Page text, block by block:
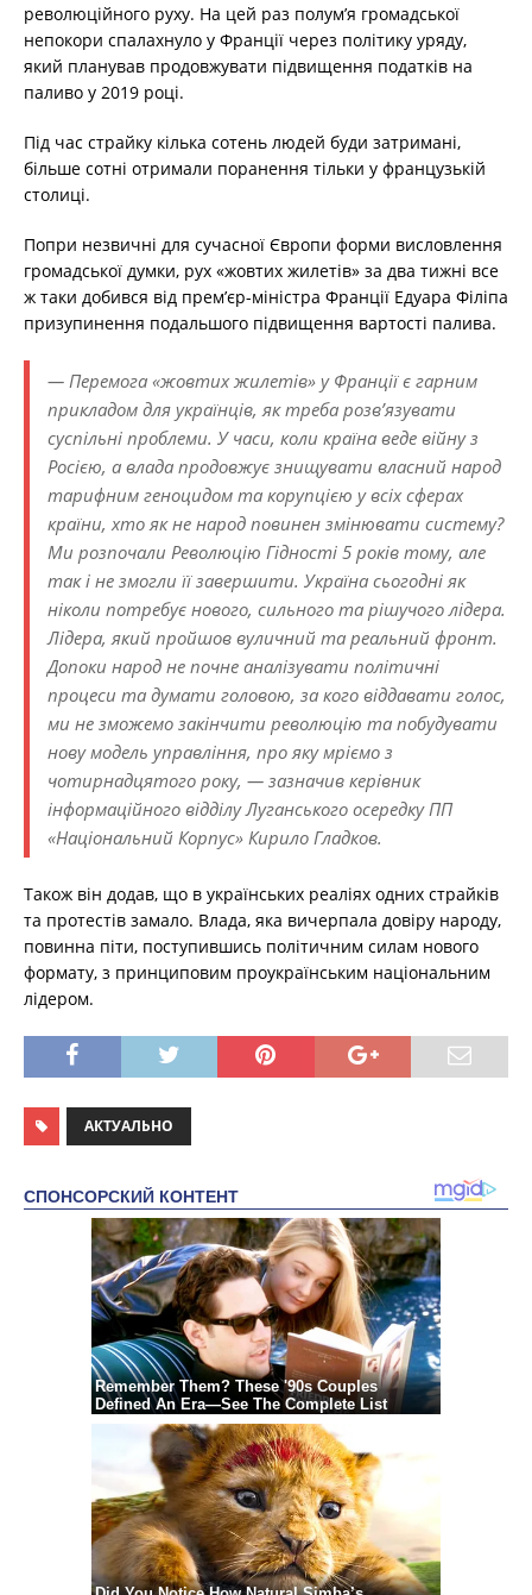
революційного руху. На цей раз полум’я громадської
непокори спалахнуло у Франції через політику уряду,
який планував продовжувати підвищення податків на
паливо у 2019 році.
Під час страйку кілька сотень людей буди затримані,
більше сотні отримали поранення тільки у французькій
столиці.
Попри незвичні для сучасної Європи форми висловлення
громадської думки, рух «жовтих жилетів» за два тижні все
ж таки добився від прем’єр-міністра Франції Едуара Філіпа
призупинення подальшого підвищення вартості палива.
— Перемога «жовтих жилетів» у Франції є гарним
прикладом для українців, як треба розв’язувати
суспільні проблеми. У часи, коли країна веде війну з
Росією, а влада продовжує знищувати власний народ
тарифним геноцидом та корупцією у всіх сферах
країни, хто як не народ повинен змінювати систему?
Ми розпочали Революцію Гідності 5 років тому, але
так і не змогли її завершити. Україна сьогодні як
ніколи потребує нового, сильного та рішучого лідера.
Лідера, який пройшов вуличний та реальний фронт.
Допоки народ не почне аналізувати політичні
процеси та думати головою, за кого віддавати голос,
ми не зможемо закінчити революцію та побудувати
нову модель управління, про яку мріємо з
чотирнадцятого року, — зазначив керівник
інформаційного відділу Луганського осередку ПП
«Національний Корпус» Кирило Гладков.
Також він додав, що в українських реаліях одних страйків
та протестів замало. Влада, яка вичерпала довіру народу,
повинна піти, поступившись політичним силам нового
формату, з принциповим проукраїнським національним
лідером.
АКТУАЛЬНО